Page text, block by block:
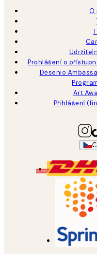
O
Prohlášení o
Desenio
Art
Přihlášení